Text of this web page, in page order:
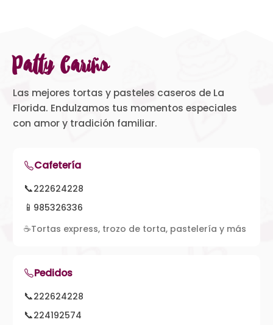
Patty Cariño
Las mejores tortas y pasteles caseros de La
Florida. Endulzamos tus momentos especiales
con amor y tradición familiar.
Cafetería
📞222624228
📱 985326336
☕Tortas express, trozo de torta, pastelería y más
Pedidos
📞222624228
📞224192574